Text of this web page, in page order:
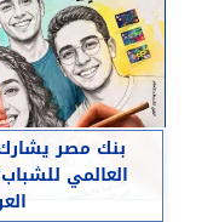
بنك مصر
العالمي